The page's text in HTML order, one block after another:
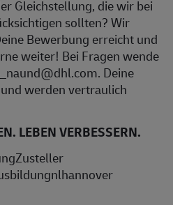
Gleichstellung, die wir bei
sollten? Wir
Bewerbung erreicht und
weiter! Bei Fragen wende
Deine
werden vertraulich
LEBEN VERBESSERN.